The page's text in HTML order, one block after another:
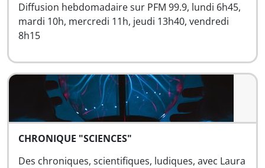
Diffusion hebdomadaire sur PFM 99.9, lundi 6h45,
mardi 10h, mercredi 11h, jeudi 13h40, vendredi
8h15
CHRONIQUE "SCIENCES"
Des chroniques, scientifiques, ludiques, avec Laura